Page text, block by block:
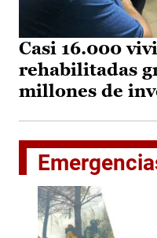
Casi 16.000
rehabilitadas
millones de